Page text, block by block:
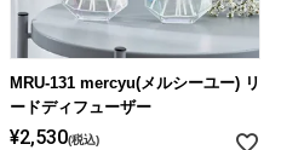
MRU-131 mercyu(メルシーユー) リ
ードディフューザー
¥2,530 税込